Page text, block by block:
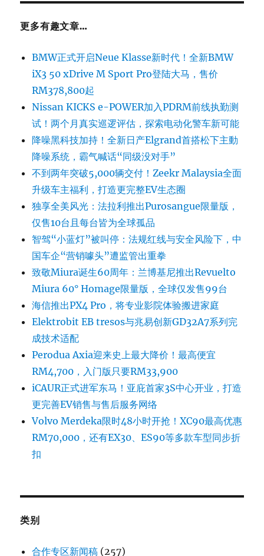
更多有趣文章…
BMW正式开启Neue Klasse新时代！全新BMW
iX3 50 xDrive M Sport Pro登陆大马，售价
RM378,800起
Nissan KICKS e-POWER加入PDRM前线执勤测
试！两个月真实巡逻评估，探索电动化警车新可能
降噪黑科技加持！全新日产Elgrand首搭松下主動
降噪系统，霸气喊话“同级没对手”
不到两年突破5,000辆交付！Zeekr Malaysia全面
升级车主福利，打造更完整EV生态圈
独享全美风光：法拉利推出Purosangue限量版，
仅售10台且每台皆为全球孤品
智驾“小蓝灯”被叫停：法规红线与安全风险下，中
国车企“营销噱头”遭监管出重拳
致敬Miura诞生60周年：兰博基尼推出Revuelto
Miura 60° Homage限量版，全球仅发售99台
海信推出PX4 Pro，将专业影院体验搬进家庭
Elektrobit EB tresos与兆易创新GD32A7系列完
成技术适配
Perodua Axia迎来史上最大降价！最高便宜
RM4,700，入门版只要RM33,900
iCAUR正式进军东马！亚庇首家3S中心开业，打造
更完善EV销售与售后服务网络
Volvo Merdeka限时48小时开抢！XC90最高优惠
RM70,000，还有EX30、ES90等多款车型同步折
扣
类别
合作专区新闻稿 (257)